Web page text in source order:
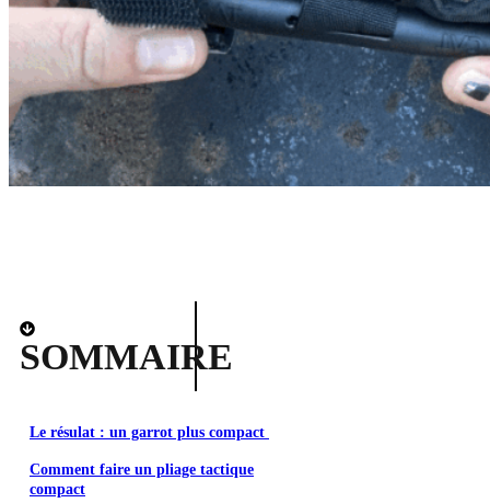
SOMMAIRE
Le résulat : un garrot plus compact
Comment faire un pliage tactique
compact